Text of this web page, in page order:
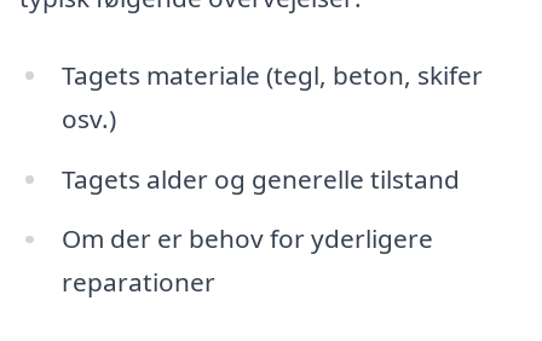
Tagets materiale (tegl, beton, skifer
osv.)
Tagets alder og generelle tilstand
Om der er behov for yderligere
reparationer